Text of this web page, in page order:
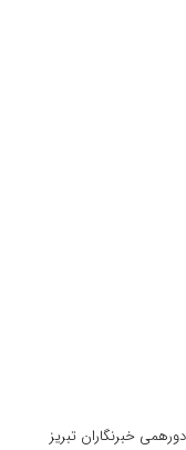
خبرنگاران تبریز